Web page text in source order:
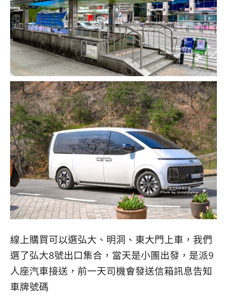
線上購買可以選弘大、明洞、東大門上車，我們
選了弘大8號出口集合，當天是小團出發，是派9
人座汽車接送，前一天司機會發送信箱訊息告知
車牌號碼